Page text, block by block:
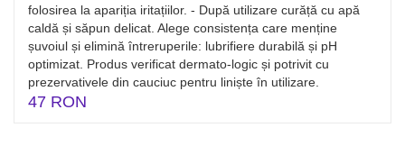
folosirea la apariția iritațiilor. - După utilizare curăță cu apă
caldă și săpun delicat. Alege consistența care menține
șuvoiul și elimină întreruperile: lubrifiere durabilă și pH
optimizat. Produs verificat dermato-logic și potrivit cu
prezervativele din cauciuc pentru liniște în utilizare.
47 RON